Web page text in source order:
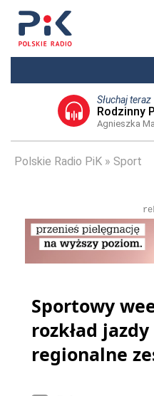
Słuchaj teraz
Rodzinny
Agnieszka
Polskie Radio PiK Sport
Sportowy
rozkład
regionalne